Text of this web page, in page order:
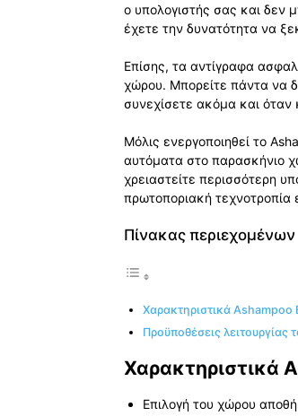
ο υπολογιστής σας και δεν
έχετε την δυνατότητα να
Επίσης, τα αντίγραφα
χώρου. Μπορείτε πάντα να
συνεχίσετε ακόμα και όταν
Μόλις ενεργοποιηθεί το
αυτόματα στο παρασκήνιο
χρειαστείτε περισσότερη
πρωτοποριακή τεχνοτροπία
Πίνακας περιεχομένων
Χαρακτηριστικά Ashampoo
Προϋποθέσεις
Χαρακτηριστικά
Επιλογή του χώρου